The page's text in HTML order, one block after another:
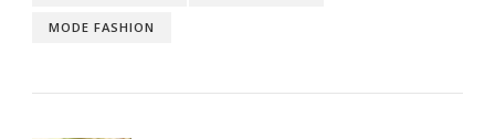
MODE FASHION